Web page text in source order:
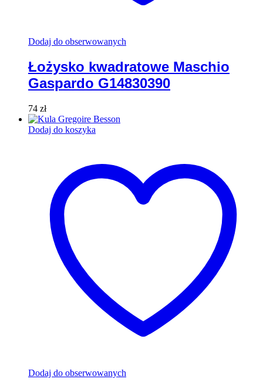
Dodaj do obserwowanych
Łożysko kwadratowe Maschio
Gaspardo G14830390
74 zł
Dodaj do koszyka
Dodaj do obserwowanych